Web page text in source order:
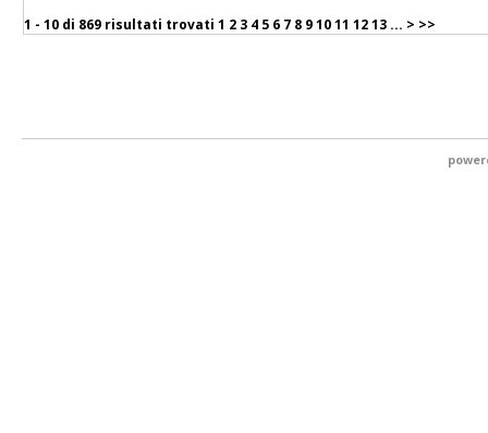
1 - 10 di 869 risultati trovati 1 2 3 4 5 6 7 8 91011 1213 ... > >>